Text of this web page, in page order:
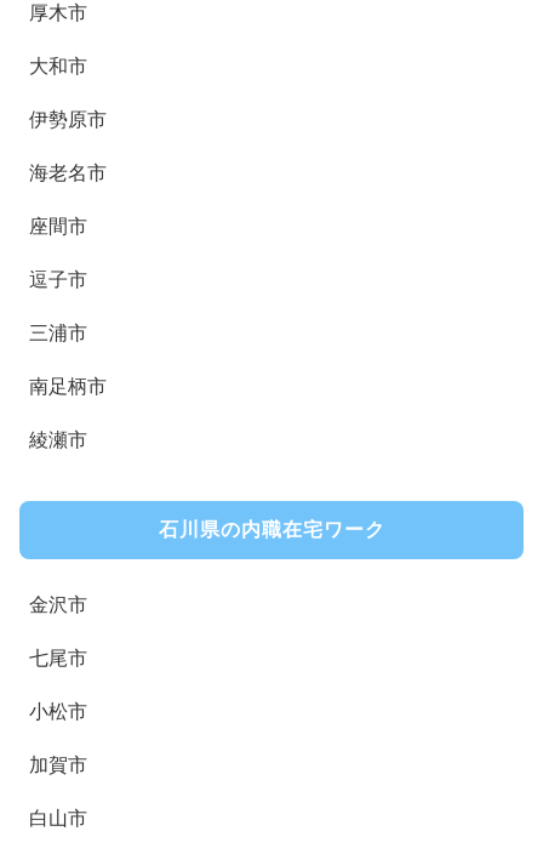
厚木市
大和市
伊勢原市
海老名市
座間市
逗子市
三浦市
南足柄市
綾瀬市
石川県の内職在宅ワーク
金沢市
七尾市
小松市
加賀市
白山市